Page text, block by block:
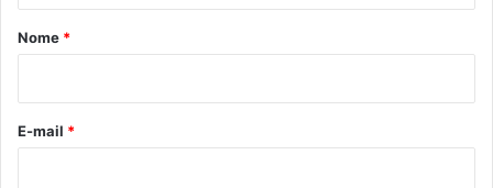
r
*
Nome *
E-mail *